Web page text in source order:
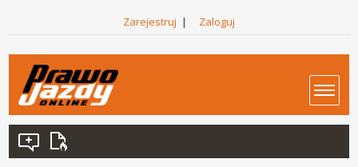
Zarejestruj | Zaloguj